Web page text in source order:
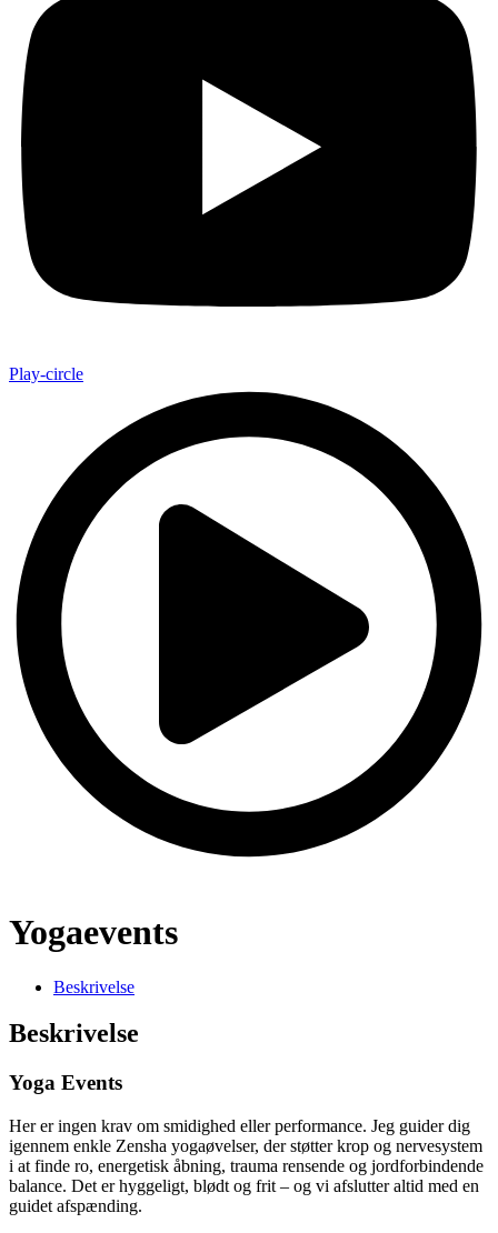
Play-circle
Yogaevents
Beskrivelse
Beskrivelse
Yoga Events
Her er ingen krav om smidighed eller performance. Jeg guider dig
igennem enkle Zensha yogaøvelser, der støtter krop og nervesystem
i at finde ro, energetisk åbning, trauma rensende og jordforbindende
balance. Det er hyggeligt, blødt og frit – og vi afslutter altid med en
guidet afspænding.